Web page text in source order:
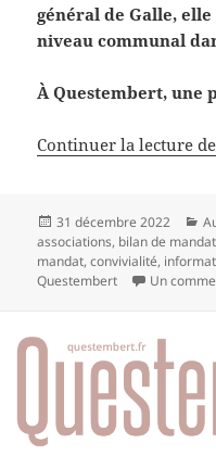
général de Galle, elle
niveau communal
À Questembert, une
Continuer la lecture de
Publié
le
31 décembre 2022
associations, bilan de mandat
mandat,convivialité,
Questembert
Un